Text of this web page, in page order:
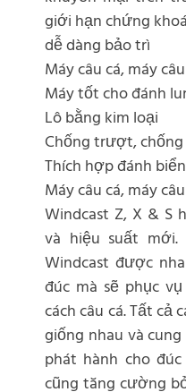
giới hạn chứng
dễ dàng bảo trì
Máy câu cá, máy
Máy tốt cho đánh
Lô bằng kim loại
Chống trượt,
Thích hợp đánh
Máy câu cá, máy
Windcast Z, X & S
và hiệu suất
Windcast được
đúc mà sẽ phục
cách câu cá. Tất cả
giống nhau và
phát hành cho
cũng tăng cường